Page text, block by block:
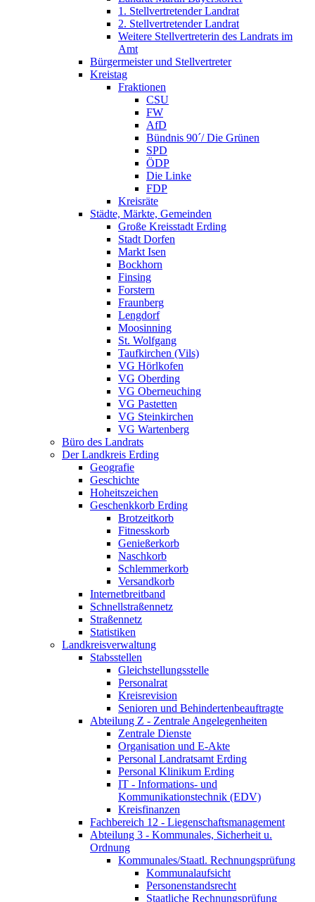
1. Stellvertretender Landrat
2. Stellvertretender Landrat
Weitere Stellvertreterin des Landrats im
Amt
Bürgermeister und Stellvertreter
Kreistag
Fraktionen
CSU
FW
AfD
Bündnis 90´/ Die Grünen
SPD
ÖDP
Die Linke
FDP
Kreisräte
Städte, Märkte, Gemeinden
Große Kreisstadt Erding
Stadt Dorfen
Markt Isen
Bockhorn
Finsing
Forstern
Fraunberg
Lengdorf
Moosinning
St. Wolfgang
Taufkirchen (Vils)
VG Hörlkofen
VG Oberding
VG Oberneuching
VG Pastetten
VG Steinkirchen
VG Wartenberg
Büro des Landrats
Der Landkreis Erding
Geografie
Geschichte
Hoheitszeichen
Geschenkkorb Erding
Brotzeitkorb
Fitnesskorb
Genießerkorb
Naschkorb
Schlemmerkorb
Versandkorb
Internetbreitband
Schnellstraßennetz
Straßennetz
Statistiken
Landkreisverwaltung
Stabsstellen
Gleichstellungsstelle
Personalrat
Kreisrevision
Senioren und Behindertenbeauftragte
Abteilung Z - Zentrale Angelegenheiten
Zentrale Dienste
Organisation und E-Akte
Personal Landratsamt Erding
Personal Klinikum Erding
IT - Informations- und
Kommunikationstechnik (EDV)
Kreisfinanzen
Fachbereich 12 - Liegenschaftsmanagement
Abteilung 3 - Kommunales, Sicherheit u.
Ordnung
Kommunales/Staatl. Rechnungsprüfung
Kommunalaufsicht
Personenstandsrecht
Staatliche Rechnungsprüfung